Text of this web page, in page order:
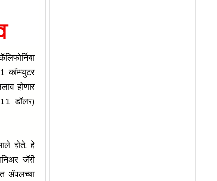
कॉम्प्युटर
होणार
डॉलर)
होते. हे
जॅरी
अ‍ॅपलच्या